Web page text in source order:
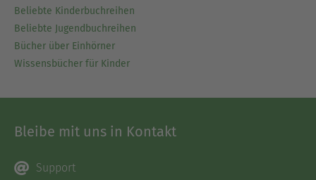
Beliebte Kinderbuchreihen
Beliebte Jugendbuchreihen
Bücher über Einhörner
Wissensbücher für Kinder
Bleibe mit uns in Kontakt
Support